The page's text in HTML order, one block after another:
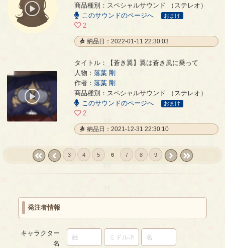
商品種別：スペシャルサウンド （ステレオ）
このサウンドのページへ
おまけ
2
納品日：2022-01-11 22:30:03
【蒼き翼】翼は蒼き風に乗って
タイトル：【蒼き翼】翼は蒼き風に乗って
人物： 落葉 剛
作者： 落葉 剛
商品種別：スペシャルサウンド （ステレオ）
このサウンドのページへ
おまけ
2
納品日：2021-12-31 22:30:10
3 4 5 6 7 8 9
発注者情報
キャラクター
名